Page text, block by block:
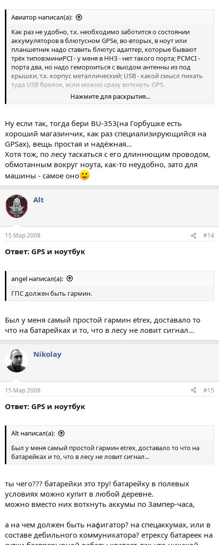
Авиатор написал(а):
Как раз не удобно, т.к. необходимо заботится о состоянии
аккумуляторов в блютусном GPSе, во-вторых, в ноут или
планшетник надо ставить блютус адаптер, которые бывают
трёх типов:миниPCI - у меня в HH3 - нет такого порта; PCMCI -
порта два, но надо гемороиться с выодом антенны из под
крышки, т.к. корпус металлический; USB - какой смысл пихать
туда USB брелок, если можно сразу воткнуть GPS.
P.S. На НН3 - один USB с боку, и расположен таким образом, что
вывести сзади от разъёма прот-репликатора и выполнить в
любом исполнении...
Нажмите для раскрытия...
Ну если так, тогда бери BU-353(на Горбушке есть
хороший магазинчик, как раз специализирующийся на
GPSах), вещь простая и надёжная...
Хотя тож, по лесу таскаться с его длиннющим проводом,
обмотанным вокруг ноута, как-то неудобно, зато для
машины - самое оно
Alt
15 Мар 2008 #14
Ответ: GPS и ноутбук
angel написал(а):
ГПС должен быть гармин.
Был у меня самый простой гармин etrex, доставало то
что на батарейках и то, что в лесу не ловит сигнал...
Nikolay
15 Мар 2008 #15
Ответ: GPS и ноутбук
Alt написал(а):
Был у меня самый простой гармин etrex, доставало то что на
батарейках и то, что в лесу не ловит сигнал...
ты чего??? батарейки это тру! батарейку в полевых
условиях можно купит в любой деревне.
можно вместо них воткнуть аккумы по 3ампер-часа,
а на чем должен быть нафигатор? на спецаккумах, или в
составе дебильного коммуникатора? етрексу батареек на